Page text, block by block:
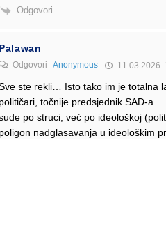
Odgovori
Palawan
Odgovori Anonymous 11.03.2026.
ste rekli… Isto tako im je totalna
političari, točnije predsjednik SAD-
po struci, već po ideološkoj
poligon nadglasavanja u ideološkim